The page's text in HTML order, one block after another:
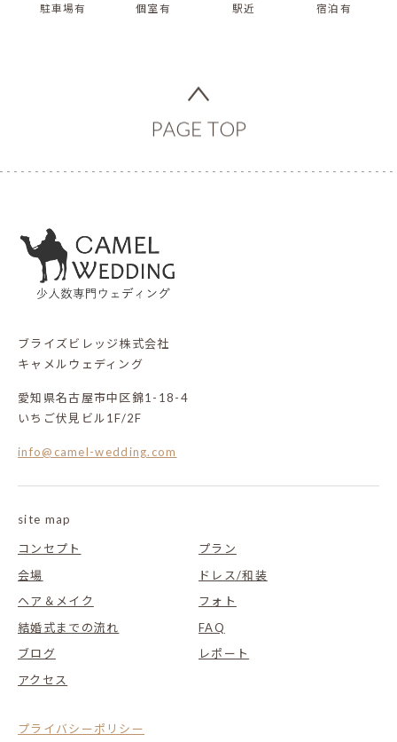
駐車場有 個室有 駅近 宿泊有
ブライズビレッジ株式会社
キャメルウェディング
愛知県名古屋市中区錦1-18-4
いちご伏見ビル1F/2F
info@camel-wedding.com
site map
コンセプト
プラン
会場
ドレス/和装
ヘア＆メイク
フォト
結婚式までの流れ
FAQ
ブログ
レポート
アクセス
プライバシーポリシー